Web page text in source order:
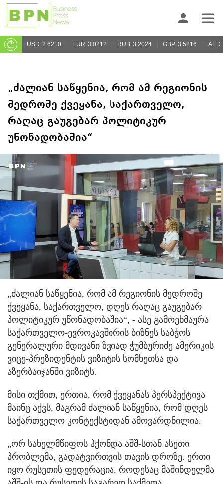
USD 2.6210 EUR 3.0212 RUB 3.2024 GBP 3.5216 AED
„ძალიან საწყენია, რომ ამ რეგიონის
მედროშე ქვეყანა, საქართველო,
რაღაც გაუგებარ პოლიტიკურ
უწონადობაშია“
„ძალიან საწყენია, რომ ამ რეგიონის მედროშე
ქვეყანა, საქართველო, დღეს რაღაც გაუგებარ
პოლიტიკურ უწონადობაშია“, - ასე გამოეხმაურა
საქართველო-ევროკავშირის ბიზნეს საბჭოს
გენერალური მდივანი ზვიად ჭუმბურიძე ამერიკის
ვიცე-პრეზიდენტის ვიზიტის სომხეთსა და
აზერბაიჯანში ვიზიტს.
მისი თქმით, ერთია, რომ ქვეყანას პერსპექტივა
მაინც აქვს, მაგრამ ძალიან საწყენია, რომ დღეს
საქართველო კონტექსტიდან ამოვარდნილია.
„ორ სახელმწიფოს ჰქონდა აშშ-სთან ასეთი
პრობლემა, გადატვირთვის თავის დროზე. ერთი
იყო რუსეთის ფედერაცია, როდესაც მაშინდელმა